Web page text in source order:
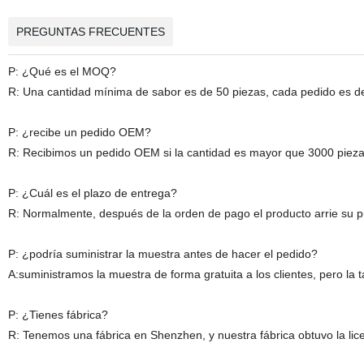
PREGUNTAS FRECUENTES
P: ¿Qué es el MOQ?
R: Una cantidad mínima de sabor es de 50 piezas, cada pedido es
P: ¿recibe un pedido OEM?
R: Recibimos un pedido OEM si la cantidad es mayor que 3000
P: ¿Cuál es el plazo de entrega?
R: Normalmente, después de la orden de pago el producto arrie su
P: ¿podría suministrar la muestra antes de hacer el pedido?
A:suministramos la muestra de forma gratuita a los clientes, pero la
P: ¿Tienes fábrica?
R: Tenemos una fábrica en Shenzhen, y nuestra fábrica obtuvo la